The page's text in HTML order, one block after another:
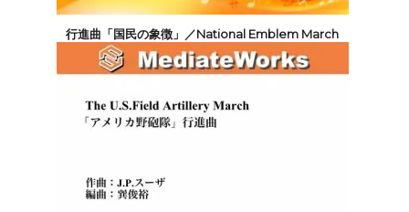
行進曲「国民の象徴」／National Emblem March
4,400円(税込)